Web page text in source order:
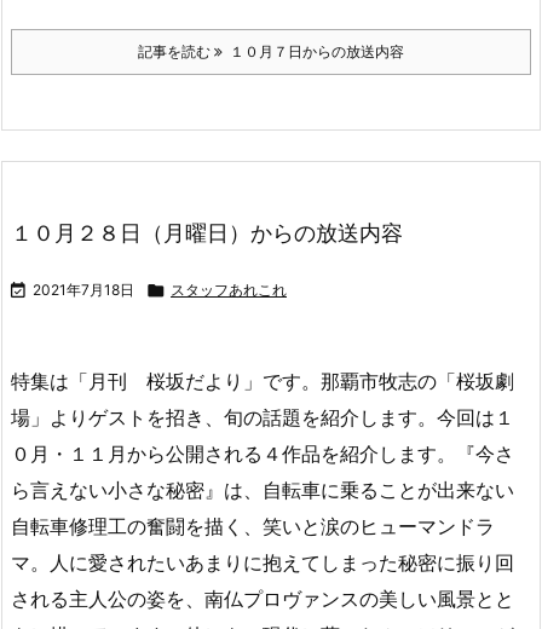
記事を読む １０月７日からの放送内容
１０月２８日（月曜日）からの放送内容
 2021年7月18日  スタッフあれこれ
特集は「月刊 桜坂だより」です。那覇市牧志の「桜坂劇
場」よりゲストを招き、旬の話題を紹介します。今回は１
０月・１１月から公開される４作品を紹介します。『今さ
ら言えない小さな秘密』は、自転車に乗ることが出来ない
自転車修理工の奮闘を描く、笑いと涙のヒューマンドラ
マ。人に愛されたいあまりに抱えてしまった秘密に振り回
される主人公の姿を、南仏プロヴァンスの美しい風景とと